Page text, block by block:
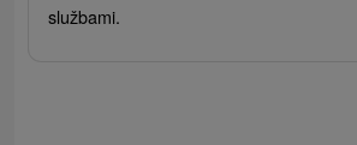
službami.